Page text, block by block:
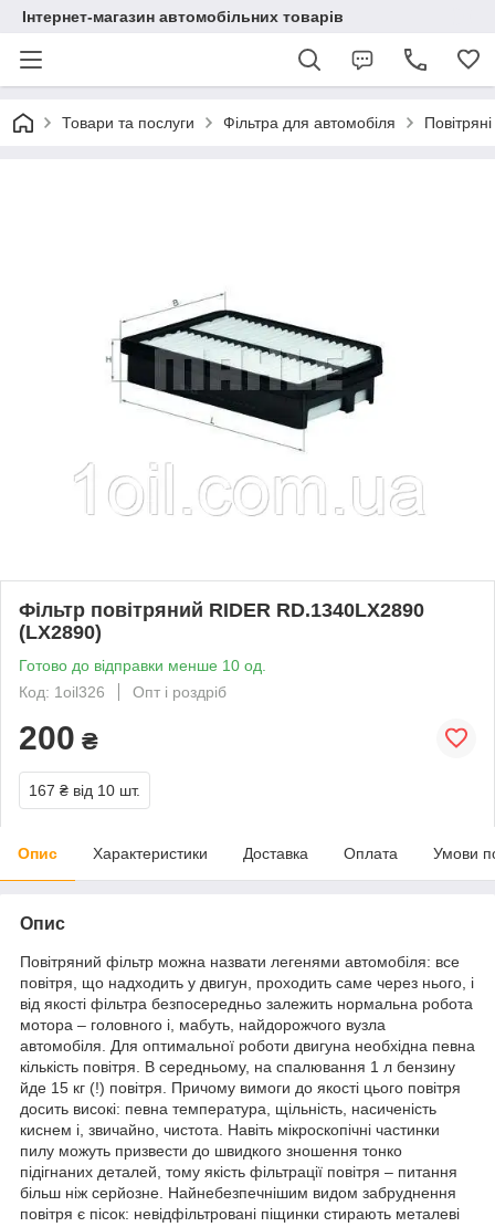
Інтернет-магазин автомобільних товарів
Товари та послуги Фільтра для автомобіля
Фільтр повітряний RIDER RD.1340LX2890
(LX2890)
Готово до відправки менше 10 од.
Код: 1oil326
Опт і роздріб
200 ₴
167 ₴ від 10 шт.
Опис Характеристики Доставка Оплата Умови
Опис
Повітряний фільтр можна назвати легенями автомобіля: все
повітря, що надходить у двигун, проходить саме через нього, і
від якості фільтра безпосередньо залежить нормальна робота
мотора – головного і, мабуть, найдорожчого вузла
автомобіля. Для оптимальної роботи двигуна необхідна певна
кількість повітря. В середньому, на спалювання 1 л бензину
йде 15 кг (!) повітря. Причому вимоги до якості цього повітря
досить високі: певна температура, щільність, насиченість
киснем і, звичайно, чистота. Навіть мікроскопічні частинки
пилу можуть призвести до швидкого зношення тонко
підігнаних деталей, тому якість фільтрації повітря – питання
більш ніж серйозне. Найнебезпечнішим видом забруднення
повітря є пісок: невідфільтровані піщинки стирають металеві